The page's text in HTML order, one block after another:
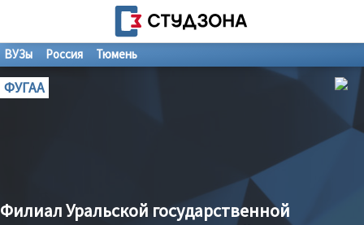
ВУЗы Россия Тюмень
ФУГАА
Филиал Уральской государственной